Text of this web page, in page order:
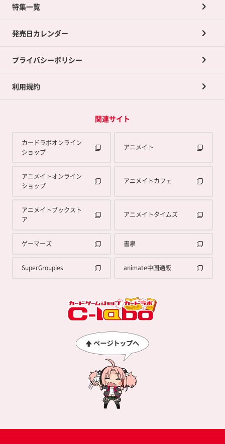
ネット買取について
買取承諾書について
ポイントカードTOP
ポイント交換景品
特集一覧
発売日カレンダー
プライバシーポリシー
利用規約
関連サイト
カードラボオンライン
ショップ
アニメイト
アニメイトオンライン
ショップ
アニメイトカフェ
アニメイトブックスト
ア
アニメイトタイムズ
ゲーマーズ 書泉
SuperGroupies animate中国通販